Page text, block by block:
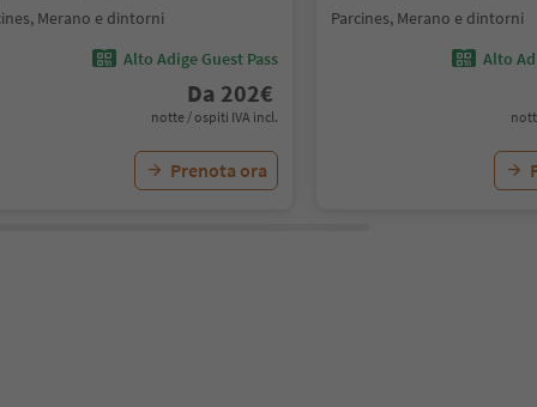
Merano e dintorni
Alto Adige Guest Pass
Da 202€
notte / ospiti IVA incl.
Prenota ora
Parcines, Merano e dintorni
Alto